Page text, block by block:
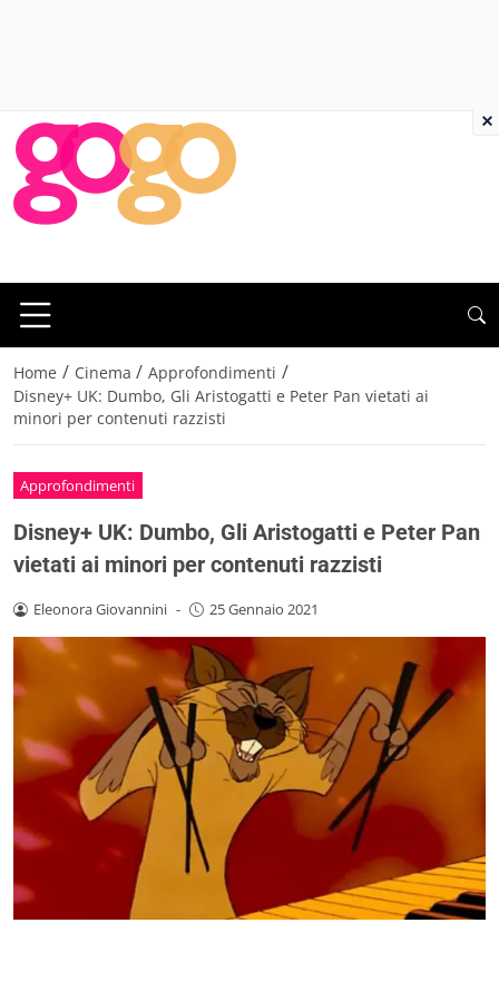
Home / Cinema / Approfondimenti /
Disney+ UK: Dumbo, Gli Aristogatti e Peter Pan vietati ai
minori per contenuti razzisti
Approfondimenti
Disney+ UK: Dumbo, Gli Aristogatti e Peter Pan
vietati ai minori per contenuti razzisti
Eleonora Giovannini - 25 Gennaio 2021
×